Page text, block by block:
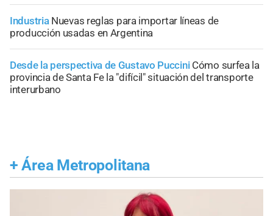
Industria Nuevas reglas para importar líneas de
producción usadas en Argentina
Desde la perspectiva de Gustavo Puccini Cómo surfea la
provincia de Santa Fe la "difícil" situación del transporte
interurbano
+ Área Metropolitana